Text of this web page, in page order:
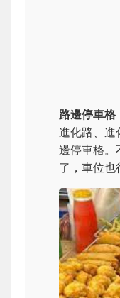
路邊停車格
進化路、進
邊停車格。
了，車位也